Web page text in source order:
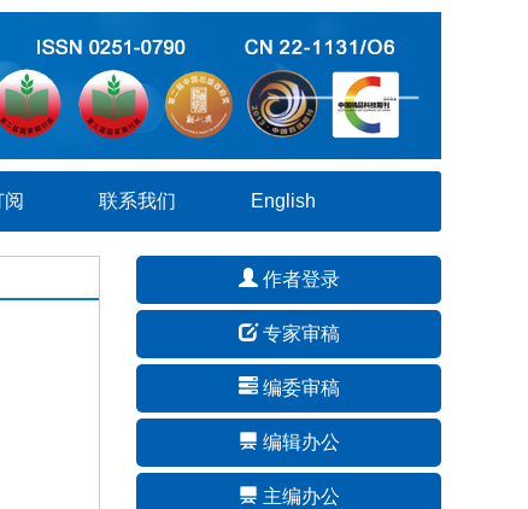
联系我们 English
作者登录
专家审稿
编委审稿
编辑办公
主编办公